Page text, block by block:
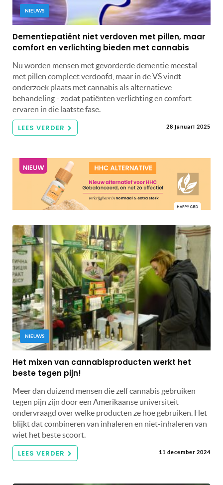
NIEUWS
Dementiepatiënt niet verdoven met pillen, maar
comfort en verlichting bieden met cannabis
Nu worden mensen met gevorderde dementie meestal
met pillen compleet verdoofd, maar in de VS vindt
onderzoek plaats met cannabis als alternatieve
behandeling - zodat patiënten verlichting en comfort
ervaren in die laatste fase.
LEES VERDER 28 januari 2025
NIEUWS
Het mixen van cannabisproducten werkt het
beste tegen pijn!
Meer dan duizend mensen die zelf cannabis gebruiken
tegen pijn zijn door een Amerikaanse universiteit
ondervraagd over welke producten ze hoe gebruiken. Het
blijkt dat combineren van inhaleren en niet-inhaleren van
wiet het beste scoort.
LEES VERDER 11 december 2024